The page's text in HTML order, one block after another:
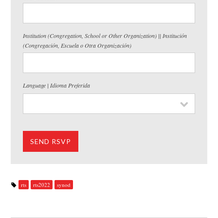
Institution (Congregation, School or Other Organization) || Institución
(Congregación, Escuela o Otra Organización)
Language | Idioma Preferida
rts rts2022 synod